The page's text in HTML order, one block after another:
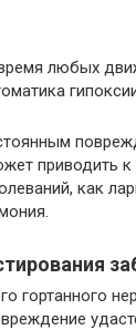
любых
приводить
как
гортанного